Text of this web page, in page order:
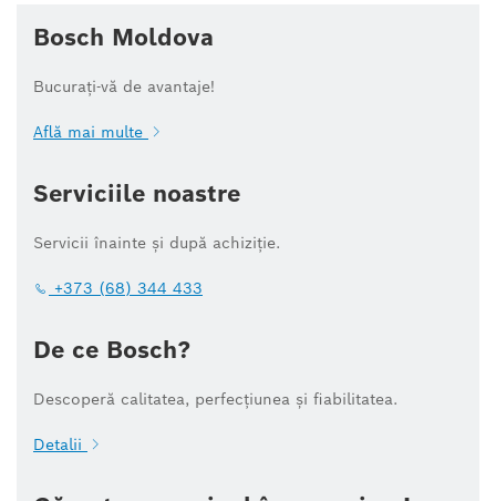
Bosch Moldova
Bucurați-vă de avantaje!
Află mai multe
Serviciile noastre
Servicii înainte și după achiziție.
+373 (68) 344 433
De ce Bosch?
Descoperă calitatea, perfecțiunea și fiabilitatea.
Detalii